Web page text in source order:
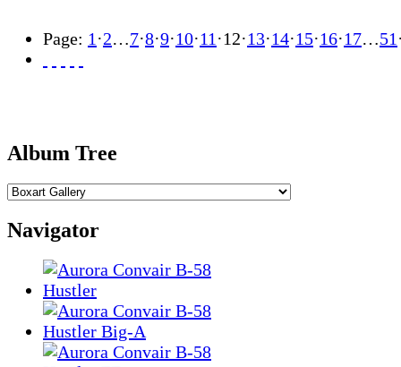
Page: 1 ·2…7·8·9·10·11 ·12·13·14·15·16·17…51
Album Tree
Navigator